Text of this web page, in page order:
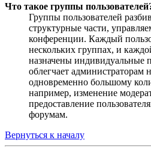
Что такое группы
Группы пользователей
структурные части,
конференции. Каждый
нескольких группах, и
назначены индивидуальные
облегчает администраторам
одновременно большому
например, изменение
предоставление
форумам.
Вернуться к началу